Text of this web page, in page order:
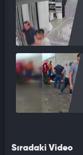
Sıradaki Video